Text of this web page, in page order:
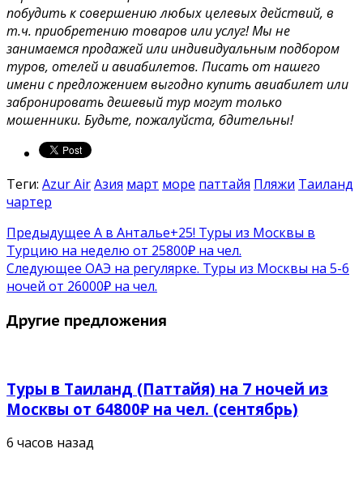
побудить к совершению любых целевых действий, в
т.ч. приобретению товаров или услуг! Мы не
занимаемся продажей или индивидуальным подбором
туров, отелей и авиабилетов. Писать от нашего
имени с предложением выгодно купить авиабилет или
забронировать дешевый тур могут только
мошенники. Будьте, пожалуйста, бдительны!
Теги: Azur AirАзия март море паттайя Пляжи Таиланд
чартер
Предыдущее А в Анталье+25! Туры из Москвы в
Турцию на неделю от 25800₽ на чел.
Следующее ОАЭ на регулярке. Туры из Москвы на 5-6
ночей от 26000₽ на чел.
Другие предложения
Туры в Таиланд (Паттайя) на 7 ночей из
Москвы от 64800₽ на чел. (сентябрь)
6 часов назад